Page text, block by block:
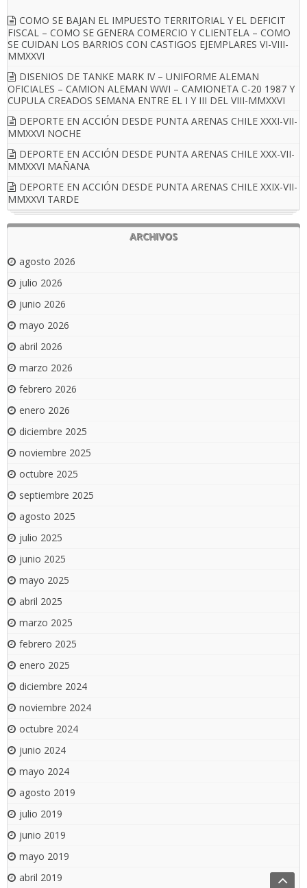
COMO SE BAJAN EL IMPUESTO TERRITORIAL Y EL DEFICIT
FISCAL – COMO SE GENERA COMERCIO Y CLIENTELA – COMO
SE CUIDAN LOS BARRIOS CON CASTIGOS EJEMPLARES VI-VIII-
MMXXVI
DISENIOS DE TANKE MARK IV – UNIFORME ALEMAN
OFICIALES – CAMION ALEMAN WWI – CAMIONETA C-20 1987 Y
CUPULA CREADOS SEMANA ENTRE EL I Y III DEL VIII-MMXXVI
DEPORTE EN ACCIÓN DESDE PUNTA ARENAS CHILE XXXI-VII-
MMXXVI NOCHE
DEPORTE EN ACCIÓN DESDE PUNTA ARENAS CHILE XXX-VII-
MMXXVI MAÑANA
DEPORTE EN ACCIÓN DESDE PUNTA ARENAS CHILE XXIX-VII-
MMXXVI TARDE
ARCHIVOS
agosto 2026
julio 2026
junio 2026
mayo 2026
abril 2026
marzo 2026
febrero 2026
enero 2026
diciembre 2025
noviembre 2025
octubre 2025
septiembre 2025
agosto 2025
julio 2025
junio 2025
mayo 2025
abril 2025
marzo 2025
febrero 2025
enero 2025
diciembre 2024
noviembre 2024
octubre 2024
junio 2024
mayo 2024
agosto 2019
julio 2019
junio 2019
mayo 2019
abril 2019